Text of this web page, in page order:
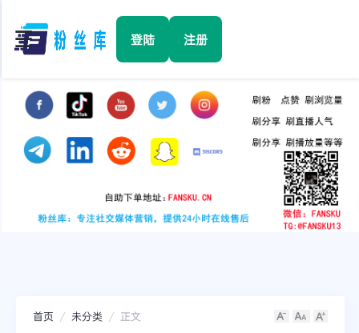
☰ 登陆 注册
Facebook
TikTok
YouTube
首页 未分类 正文